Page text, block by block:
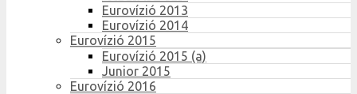
Eurovízió 2013
Eurovízió 2014
Eurovízió 2015
Eurovízió 2015 (a)
Junior 2015
Eurovízió 2016